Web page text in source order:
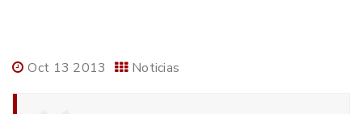
Oct 13 2013 Noticias